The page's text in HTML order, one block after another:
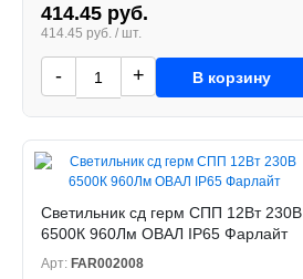
414.45 руб.
414.45 руб. / шт.
- + В корзину
Светильник сд герм СПП 12Вт 230В
6500К 960Лм ОВАЛ IP65 Фарлайт
Арт: FAR002008